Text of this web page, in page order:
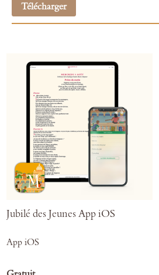
Télécharger
Jubilé des Jeunes App iOS
App iOS